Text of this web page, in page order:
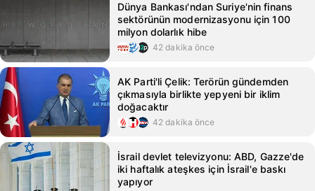
Dünya Bankası'ndan Suriye'nin finans
sektörünün modernizasyonu için 100
milyon dolarlık hibe
42 dakika önce
AK Parti'li Çelik: Terörün gündemden
çıkmasıyla birlikte yepyeni bir iklim
doğacaktır
42 dakika önce
İsrail devlet televizyonu: ABD, Gazze'de
iki haftalık ateşkes için İsrail'e baskı
yapıyor